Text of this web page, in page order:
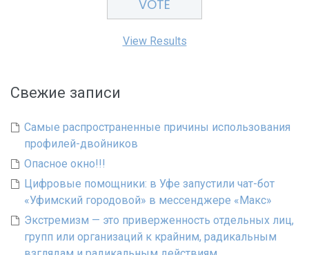
View Results
Свежие записи
Самые распространенные причины использования
профилей-двойников
Опасное окно!!!
Цифровые помощники: в Уфе запустили чат-бот
«Уфимский городовой» в мессенджере «Макс»
Экстремизм — это приверженность отдельных лиц,
групп или организаций к крайним, радикальным